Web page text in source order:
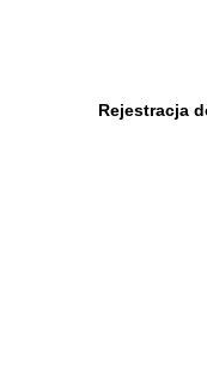
Rejestracja